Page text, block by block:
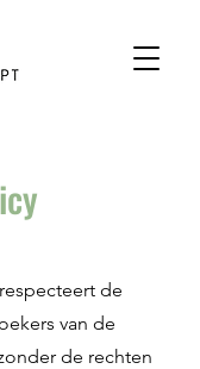
de
van de
de rechten